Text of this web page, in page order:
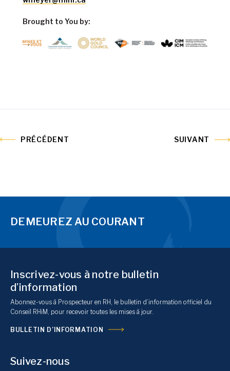
Brought to You by:
PRÉCÉDENT SUIVANT
DEMEUREZ AU COURANT
Inscrivez-vous à notre bulletin
d’information
Abonnez-vous à Prospecteur en RH, le bulletin d’information officiel du
Conseil RHiM, pour recevoir toutes les mises à jour.
BULLETIN D’INFORMATION
Suivez-nous